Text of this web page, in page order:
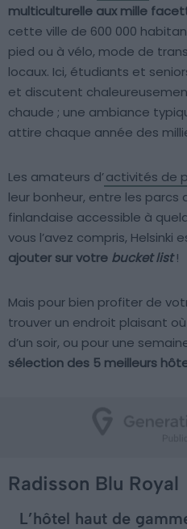
multiculturelle aux mille
cette ville de 600 000
pied ou à vélo, mode de
locaux. Ici, étudiants et
et discutent
chaude ; une ambiance
attire chaque année des
Les amateurs d’activités de
leur bonheur, entre les parcs
finlandaise accessible à
vous l’avez compris, Helsinki
ajouter sur votre bucket list!
Mais pour bien profiter de
trouver un endroit plaisant
d’un soir, ou pour une
sélection des 5 meilleurs
Radisson Blu Royal
L’hôtel haut de